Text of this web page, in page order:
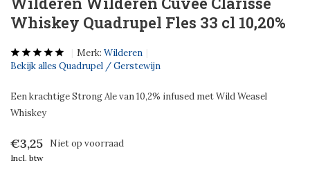
Whiskey Quadrupel Fles 33 cl 10,20%
Merk: Wilderen
Bekijk alles Quadrupel / Gerstewijn
Een krachtige Strong Ale van 10,2% infused met Wild Weasel
Whiskey
€3,25 Niet op voorraad
Incl. btw